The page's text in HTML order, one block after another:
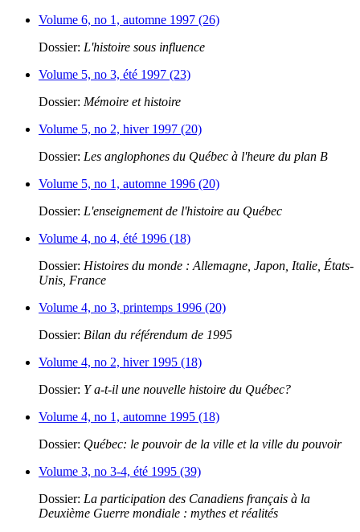
Volume 6, no 1, automne 1997 (26)
Dossier: L'histoire sous influence
Volume 5, no 3, été 1997 (23)
Dossier: Mémoire et histoire
Volume 5, no 2, hiver 1997 (20)
Dossier: Les anglophones du Québec à l'heure du plan B
Volume 5, no 1, automne 1996 (20)
Dossier: L'enseignement de l'histoire au Québec
Volume 4, no 4, été 1996 (18)
Dossier: Histoires du monde : Allemagne, Japon, Italie, États-
Unis, France
Volume 4, no 3, printemps 1996 (20)
Dossier: Bilan du référendum de 1995
Volume 4, no 2, hiver 1995 (18)
Dossier: Y a-t-il une nouvelle histoire du Québec?
Volume 4, no 1, automne 1995 (18)
Dossier: Québec: le pouvoir de la ville et la ville du pouvoir
Volume 3, no 3-4, été 1995 (39)
Dossier: La participation des Canadiens français à la
Deuxième Guerre mondiale : mythes et réalités